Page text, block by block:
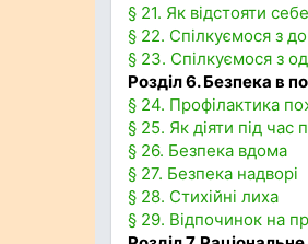
§ 21. Як відстояти себе
§ 22. Спілкуємося з
§ 23. Спілкуємося з
Розділ 6. Безпека в
§ 24. Профілактика
§ 25. Як діяти під час
§ 26. Безпека вдома
§ 27. Безпека надворі
§ 28. Стихійні лиха
§ 29. Відпочинок на